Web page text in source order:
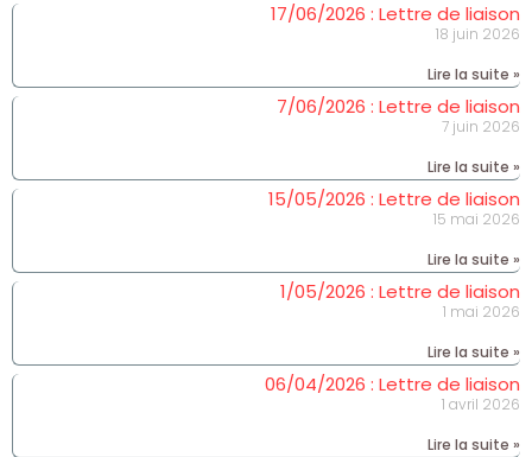
17/06/2026 : Lettre de liaison
18 juin 2026
Lire la suite »
7/06/2026 : Lettre de liaison
7 juin 2026
Lire la suite »
15/05/2026 : Lettre de liaison
15 mai 2026
Lire la suite »
1/05/2026 : Lettre de liaison
1 mai 2026
Lire la suite »
06/04/2026 : Lettre de liaison
1 avril 2026
Lire la suite »